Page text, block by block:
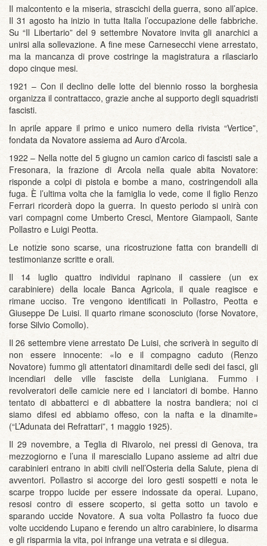
Il malcontento e la miseria, strascichi della guerra, sono all’apice.
Il 31 agosto ha inizio in tutta Italia l’occupazione delle fabbriche.
Su “Il Libertario” del 9 settembre Novatore invita gli anarchici a
unirsi alla sollevazione. A fine mese Carnesecchi viene arrestato,
ma la mancanza di prove costringe la magistratura a rilasciarlo
dopo cinque mesi.
1921 – Con il declino delle lotte del biennio rosso la borghesia
organizza il contrattacco, grazie anche al supporto degli squadristi
fascisti.
In aprile appare il primo e unico numero della rivista “Vertice”,
fondata da Novatore assiema ad Auro d’Arcola.
1922 – Nella notte del 5 giugno un camion carico di fascisti sale a
Fresonara, la frazione di Arcola nella quale abita Novatore:
risponde a colpi di pistola e bombe a mano, costringendoli alla
fuga. È l’ultima volta che la famiglia lo vede, come il figlio Renzo
Ferrari ricorderà dopo la guerra. In questo periodo si unirà con
vari compagni come Umberto Cresci, Mentore Giampaoli, Sante
Pollastro e Luigi Peotta.
Le notizie sono scarse, una ricostruzione fatta con brandelli di
testimonianze scritte e orali.
Il 14 luglio quattro individui rapinano il cassiere (un ex
carabiniere) della locale Banca Agricola, il quale reagisce e
rimane ucciso. Tre vengono identificati in Pollastro, Peotta e
Giuseppe De Luisi. Il quarto rimane sconosciuto (forse Novatore,
forse Silvio Comollo).
Il 26 settembre viene arrestato De Luisi, che scriverà in seguito di
non essere innocente: «Io e il compagno caduto (Renzo
Novatore) fummo gli attentatori dinamitardi delle sedi dei fasci, gli
incendiari delle ville fasciste della Lunigiana. Fummo i
revolveratori delle camicie nere ed i lanciatori di bombe. Hanno
tentato di abbatterci e di abbattere la nostra bandiera; noi ci
siamo difesi ed abbiamo offeso, con la nafta e la dinamite»
(“L’Adunata dei Refrattari”, 1 maggio 1925).
Il 29 novembre, a Teglia di Rivarolo, nei pressi di Genova, tra
mezzogiorno e l’una il maresciallo Lupano assieme ad altri due
carabinieri entrano in abiti civili nell’Osteria della Salute, piena di
avventori. Pollastro si accorge dei loro gesti sospetti e nota le
scarpe troppo lucide per essere indossate da operai. Lupano,
resosi contro di essere scoperto, si getta sotto un tavolo e
sparando uccide Novatore. A sua volta Pollastro fa fuoco due
volte uccidendo Lupano e ferendo un altro carabiniere, lo disarma
e gli risparmia la vita, poi infrange una vetrata e si dilegua.